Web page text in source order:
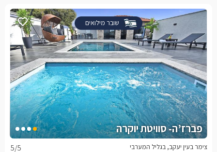
שובר מילואים
פברז’ה- סוויטת יוקרה
5/5 צימר בעין יעקב, בגליל המערבי